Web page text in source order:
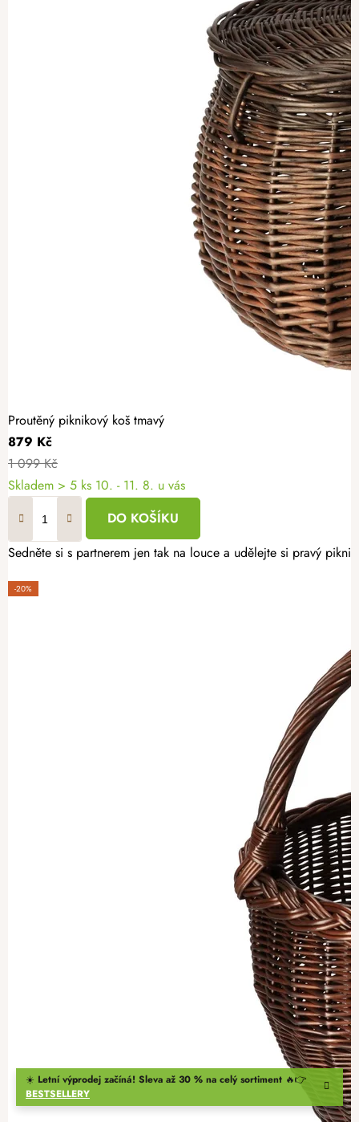
☀️ Letní výprodej začíná! Sleva až 30 % na celý sortiment 🔥👉
BESTSELLERY
Proutěný piknikový koš tmavý
879 Kč
1 099 Kč
Skladem > 5 ks 10. - 11. 8. u vás
DO KOŠÍKU
Sedněte si s partnerem jen tak na louce a udělejte si pravý
-20%